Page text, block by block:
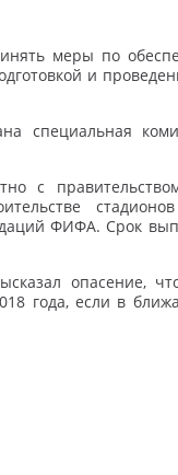
меры по
и
специальная
с
ФИФА. Срок
опасение,
года, если в